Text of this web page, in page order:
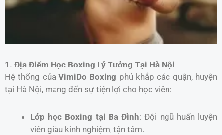
1. Địa Điểm Học Boxing Lý Tưởng Tại Hà Nội
Hệ thống của VimiDo Boxing phủ khắp các quận, huyện
tại Hà Nội, mang đến sự tiện lợi cho học viên:
Lớp học Boxing tại Ba Đình: Đội ngũ huấn luyện
viên giàu kinh nghiệm, tận tâm.